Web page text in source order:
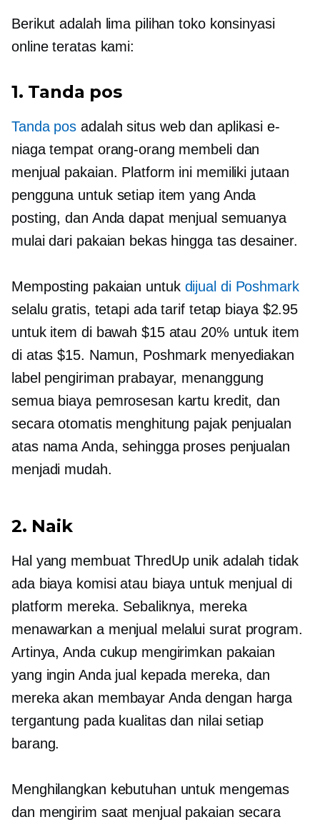
Berikut adalah lima pilihan toko konsinyasi
online teratas kami:
1. Tanda pos
Tanda pos adalah situs web dan aplikasi e-
niaga tempat orang-orang membeli dan
menjual pakaian. Platform ini memiliki jutaan
pengguna untuk setiap item yang Anda
posting, dan Anda dapat menjual semuanya
mulai dari pakaian bekas hingga tas desainer.
Memposting pakaian untuk dijual di Poshmark
selalu gratis, tetapi adatarif tetap biaya $2.95
untuk item di bawah $15 atau 20% untuk item
di atas $15. Namun, Poshmark menyediakan
label pengiriman prabayar, menanggung
semua biaya pemrosesan kartu kredit, dan
secara otomatis menghitung pajak penjualan
atas nama Anda, sehingga proses penjualan
menjadi mudah.
2. Naik
Hal yang membuat ThredUp unik adalah tidak
ada biaya komisi atau biaya untuk menjual di
platform mereka. Sebaliknya, mereka
menawarkan a menjual melalui suratprogram.
Artinya, Anda cukup mengirimkan pakaian
yang ingin Anda jual kepada mereka, dan
mereka akan membayar Anda dengan harga
tergantung pada kualitas dan nilai setiap
barang.
Menghilangkan kebutuhan untuk mengemas
dan mengirim saat menjual pakaian secara